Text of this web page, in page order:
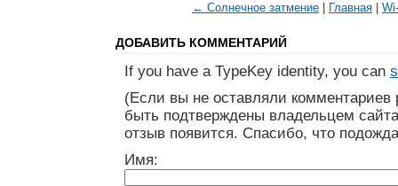
← Солнечное затмение Главная
ДОБАВИТЬ КОММЕНТАРИЙ
If you have a TypeKey identity, you can
(Если вы не оставляли
быть подтверждены владельцем
отзыв появится. Спасибо, что
Имя: